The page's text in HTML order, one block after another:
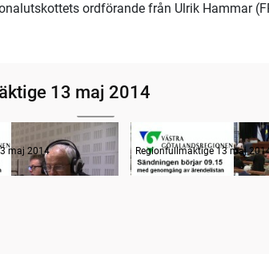
ordförande från Ulrik Hammar
13 maj 2014
maj 2014
Radion informerar
Regionfullmäktige 13 maj